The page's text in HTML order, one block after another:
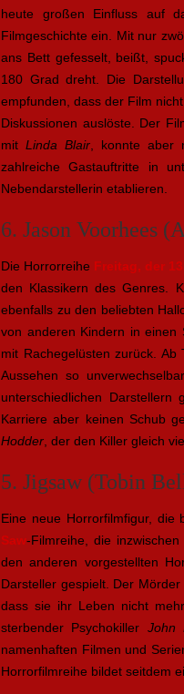
heute großen Einfluss auf
Filmgeschichte ein. Mit nur
ans Bett gefesselt, beißt,
180 Grad dreht. Die
empfunden, dass der Film
Diskussionen auslöste. Der
mitLinda Blair , konnte
zahlreiche Gastauftritte in
Nebendarstellerin etablieren.
6. Jason Voorhees
Die Horrorreihe Freitag, der
den Klassikern des Genres.
ebenfalls zu den beliebten
von anderen Kindern in einen
mit Rachegelüsten zurück.
Aussehen so
unterschiedlichen Darstellern
Karriere aber keinen Schub
Hodder , der den Killer gleich
5. Jigsaw (Tobin
Eine neue Horrorfilmfigur,
Saw-Filmreihe, die
den anderen vorgestellten
Darsteller gespielt. Der
dass sie ihr Leben nicht
sterbender Psychokiller John
namenhaften Filmen und
Horrorfilmreihe bildet seitdem